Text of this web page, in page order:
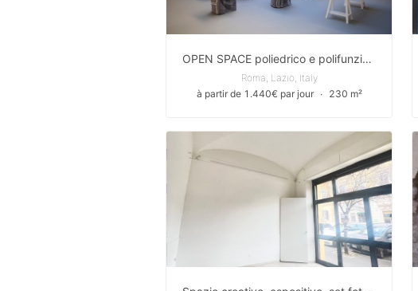
OPEN SPACE poliedrico e polifunzionale al centro di roma
Roma, Lazio, Italy
à partir de 1.440€ par jour
∙ 230 m²